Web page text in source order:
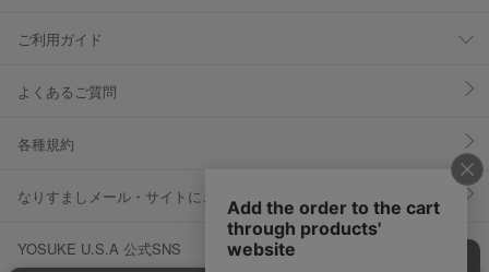
ご利用ガイド
よくあるご質問
各種規約
なりすましメール・サイトにご注意ください
YOSUKE U.S.A 公式SNS